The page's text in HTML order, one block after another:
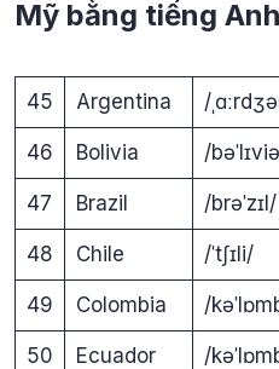
Mỹ bằng tiếng Anh
45 Argentina /
46 Bolivia /
47 Brazil /brəˈzɪl/
48 Chile /ˈtʃɪli/
49 Colombia /
50 Ecuador /